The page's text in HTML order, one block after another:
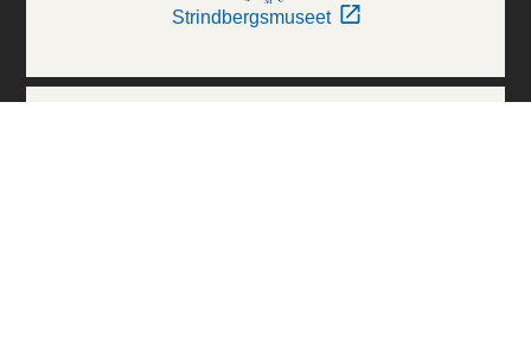
Strindbergsmuseet